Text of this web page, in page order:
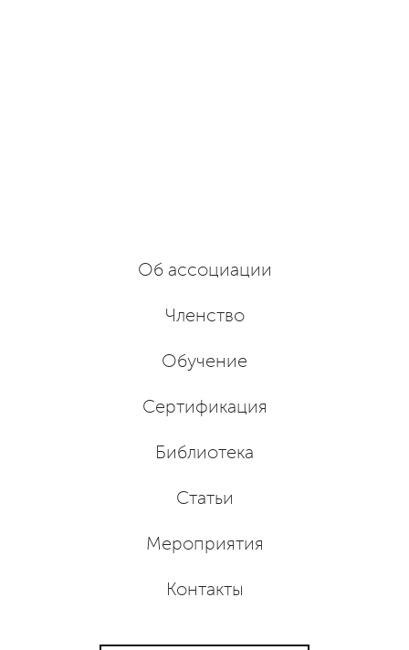
Об ассоциации
Членство
Обучение
Сертификация
Библиотека
Статьи
Мероприятия
Контакты